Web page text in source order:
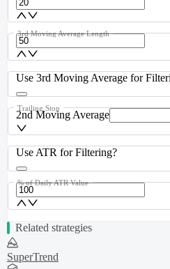
3rd Moving Average Length
Use 3rd Moving Average for
2nd Moving Average
Trailing Stop
Use ATR for Filtering?
% of Daily ATR Value
Related strategies
SuperTrend